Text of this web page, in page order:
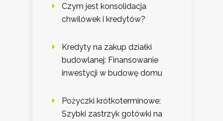
Czym jest konsolidacja
chwilówek i kredytów?
Kredyty na zakup działki
budowlanej: Finansowanie
inwestycji w budowę domu
Pożyczki krótkoterminowe:
Szybki zastrzyk gotówki na